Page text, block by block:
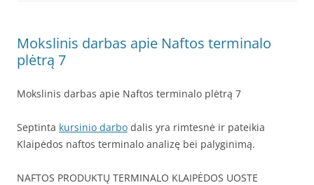
Mokslinis darbas apie Naftos terminalo
plėtrą 7
Mokslinis darbas apie Naftos terminalo plėtrą 7
Septinta kursinio darbo dalis yra rimtesnė ir pateikia
Klaipėdos naftos terminalo analizę bei palyginimą.
NAFTOS PRODUKTŲ TERMINALO KLAIPĖDOS UOSTE